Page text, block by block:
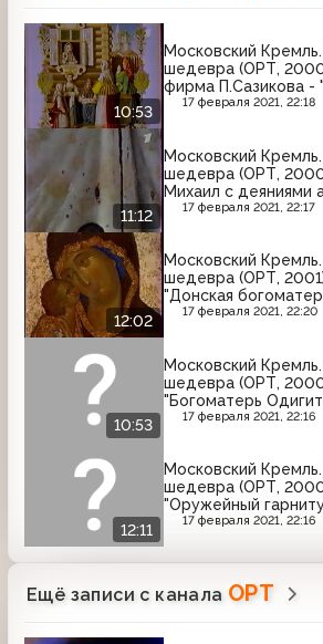
10:53
Московский
шедевра (ОРТ,
фирма П.Сазикова -
17 февраля 2021, 22:18
11:12
Московский
шедевра (ОРТ,
Михаил с деяниями
17 февраля 2021, 22:17
12:02
Московский
шедевра (ОРТ,
"Донская
17 февраля 2021, 22:20
10:53
Московский
шедевра (ОРТ,
"Богоматерь
Георгий"
17 февраля 2021, 22:16
12:11
Московский
шедевра (ОРТ,
"Оружейный
17 февраля 2021, 22:16
Ещё записи с канала ОРТ